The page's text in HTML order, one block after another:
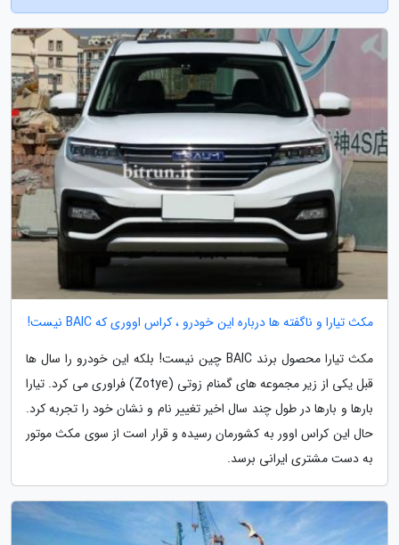
مکث تیارا و ناگفته ها درباره این خودرو ، کراس اووری که BAIC نیست!
مکث تیارا محصول برند BAIC چین نیست! بلکه این خودرو را سال ها
قبل یکی از زیر مجموعه های گمنام زوتی (Zotye) فراوری می کرد. تیارا
بارها و بارها در طول چند سال اخیر تغییر نام و نشان خود را تجربه کرد.
حال این کراس اوور به کشورمان رسیده و قرار است از سوی مکث موتور
به دست مشتری ایرانی برسد.